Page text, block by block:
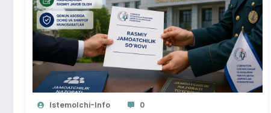
Istemolchi-Info 0